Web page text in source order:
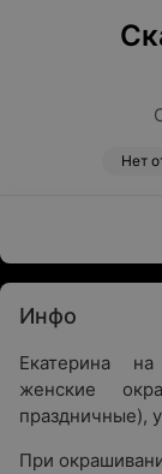
Нет
Инфо
Екатерина
женские
праздничные),
При